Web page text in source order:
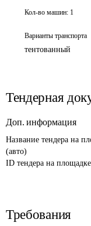
Кол-во машин: 1
Варианты транспорта
тентованный
Тендерная
Доп. информация
Название тендера на
(авто)
ID тендера на
Требования